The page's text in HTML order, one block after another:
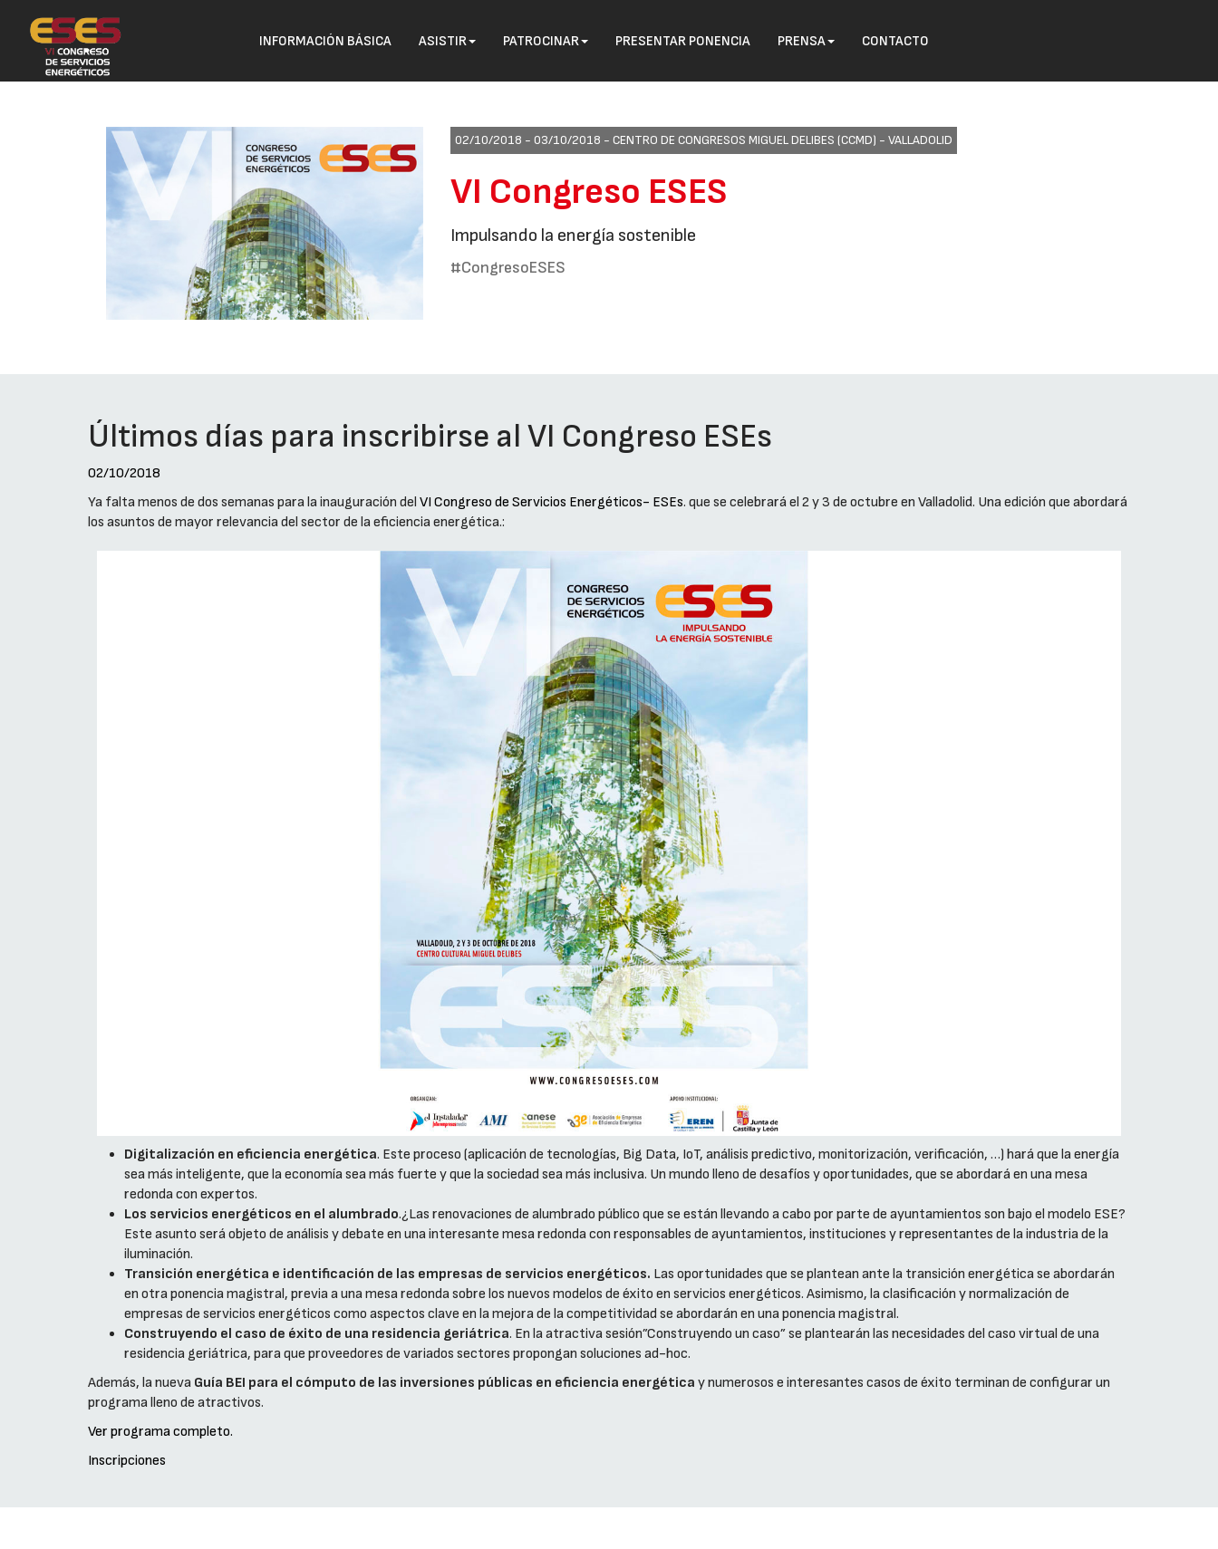
INFORMACIÓN BÁSICA ASISTIR PATROCINAR PRESENTAR PONENCIA PRENSA CONTACTO
02/10/2018 - 03/10/2018 - CENTRO DE CONGRESOS MIGUEL DELIBES (CCMD) - VALLADOLID
VI Congreso ESES
Impulsando la energía sostenible
#CongresoESES
Últimos días para inscribirse al VI Congreso ESEs
02/10/2018
Ya falta menos de dos semanas para la inauguración del VI Congreso de Servicios Energéticos- ESEs. que se celebrará el 2 y 3 de octubre en Valladolid. Una edición que abordará
los asuntos de mayor relevancia del sector de la eficiencia energética.:
Digitalización en eficiencia energética. Este proceso (aplicación de tecnologías, Big Data, IoT, análisis predictivo, monitorización, verificación, …) hará que la energía
sea más inteligente, que la economía sea más fuerte y que la sociedad sea más inclusiva. Un mundo lleno de desafíos y oportunidades, que se abordará en una mesa
redonda con expertos.
Los servicios energéticos en el alumbrado.¿Las renovaciones de alumbrado público que se están llevando a cabo por parte de ayuntamientos son bajo el modelo ESE?
Este asunto será objeto de análisis y debate en una interesante mesa redonda con responsables de ayuntamientos, instituciones y representantes de la industria de la
iluminación.
Transición energética e identificación de las empresas de servicios energéticos. Las oportunidades que se plantean ante la transición energética se abordarán
en otra ponencia magistral, previa a una mesa redonda sobre los nuevos modelos de éxito en servicios energéticos. Asimismo, la clasificación y normalización de
empresas de servicios energéticos como aspectos clave en la mejora de la competitividad se abordarán en una ponencia magistral.
Construyendo el caso de éxito de una residencia geriátrica. En la atractiva sesión”Construyendo un caso” se plantearán las necesidades del caso virtual de una
residencia geriátrica, para que proveedores de variados sectores propongan soluciones ad-hoc.
Además, la nueva Guía BEI para el cómputo de las inversiones públicas en eficiencia energética y numerosos e interesantes casos de éxito terminan de configurar un
programa lleno de atractivos.
Ver programa completo.
Inscripciones